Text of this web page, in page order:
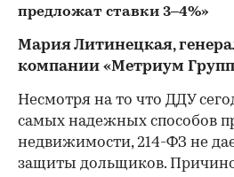
предложат ставки 3–4%»
Мария Литинецкая,
компании «Метриум
Несмотря на то что ДДУ
самых надежных способов
недвижимости, 214-ФЗ не
защиты дольщиков.